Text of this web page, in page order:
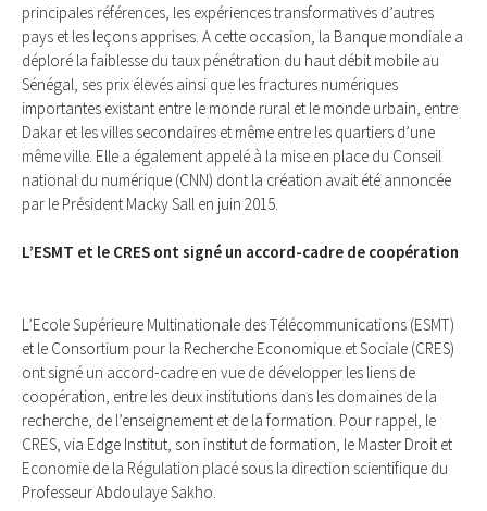
principales références, les expériences transformatives d’autres
pays et les leçons apprises. A cette occasion, la Banque mondiale a
déploré la faiblesse du taux pénétration du haut débit mobile au
Sénégal, ses prix élevés ainsi que les fractures numériques
importantes existant entre le monde rural et le monde urbain, entre
Dakar et les villes secondaires et même entre les quartiers d’une
même ville. Elle a également appelé à la mise en place du Conseil
national du numérique (CNN) dont la création avait été annoncée
par le Président Macky Sall en juin 2015.
L’ESMT et le CRES ont signé un accord-cadre de coopération
L’Ecole Supérieure Multinationale des Télécommunications (ESMT)
et le Consortium pour la Recherche Economique et Sociale (CRES)
ont signé un accord-cadre en vue de développer les liens de
coopération, entre les deux institutions dans les domaines de la
recherche, de l’enseignement et de la formation. Pour rappel, le
CRES, via Edge Institut, son institut de formation, le Master Droit et
Economie de la Régulation placé sous la direction scientifique du
Professeur Abdoulaye Sakho.